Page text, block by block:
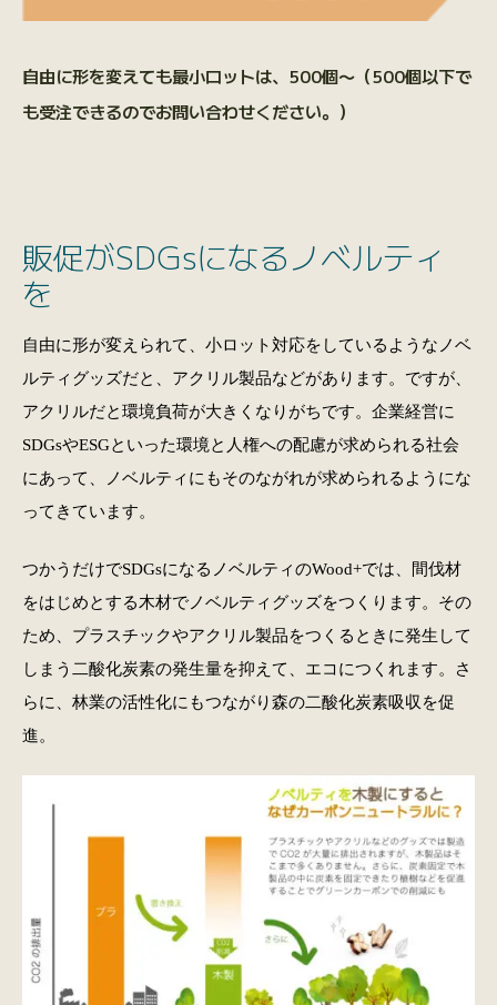
自由に形を変えても最小ロットは、500個〜（500個以下で
も受注できるのでお問い合わせください。）
販促がSDGsになるノベルティ
を
自由に形が変えられて、小ロット対応をしているようなノベ
ルティグッズだと、アクリル製品などがあります。ですが、
アクリルだと環境負荷が大きくなりがちです。企業経営に
SDGsやESGといった環境と人権への配慮が求められる社会
にあって、ノベルティにもそのながれが求められるようにな
ってきています。
つかうだけでSDGsになるノベルティのWood+では、間伐材
をはじめとする木材でノベルティグッズをつくります。その
ため、プラスチックやアクリル製品をつくるときに発生して
しまう二酸化炭素の発生量を抑えて、エコにつくれます。さ
らに、林業の活性化にもつながり森の二酸化炭素吸収を促
進。